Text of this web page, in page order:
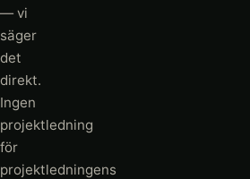
— vi
säger
det
direkt.
Ingen
projektledning
för
projektledningens